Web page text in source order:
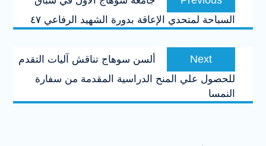
المقالات
post:
السباحة لمتحدي الإعاقة بدورة الشهيد الرفاعي ٤٧
Next
Next
post:
ألسن سوهاج تناقش آليات التقدم
للحصول علي المنح الدراسية المقدمة من سفارة
النمسا